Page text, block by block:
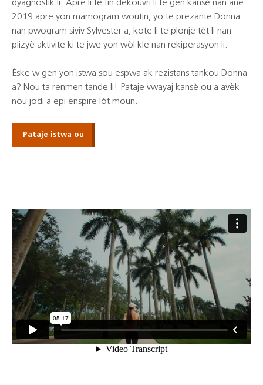
dyagnostik li. Apre li te fin dekouvri li te gen kansè nan ane
2019 apre yon mamogram woutin, yo te prezante Donna
nan pwogram siviv Sylvester a, kote li te plonje tèt li nan
plizyè aktivite ki te jwe yon wòl kle nan rekiperasyon li.
Èske w gen yon istwa sou espwa ak rezistans tankou Donna
a? Nou ta renmen tande li! Pataje vwayaj kansè ou a avèk
nou jodi a epi enspire lòt moun.
Pataje istwa ou